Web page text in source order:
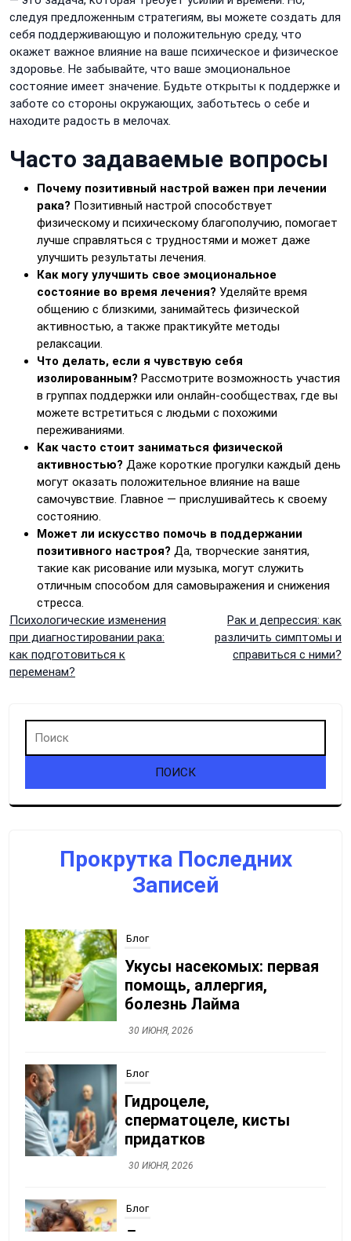
следуя предложенным стратегиям, вы можете создать для
себя поддерживающую и положительную среду, что
окажет важное влияние на ваше психическое и физическое
здоровье. Не забывайте, что ваше эмоциональное
состояние имеет значение. Будьте открыты к поддержке и
заботе со стороны окружающих, заботьтесь о себе и
находите радость в мелочах.
Часто задаваемые вопросы
Почему позитивный настрой важен при лечении
рака? Позитивный настрой способствует
физическому и психическому благополучию, помогает
лучше справляться с трудностями и может даже
улучшить результаты лечения.
Как могу улучшить свое эмоциональное
состояние во время лечения? Уделяйте время
общению с близкими, занимайтесь физической
активностью, а также практикуйте методы
релаксации.
Что делать, если я чувствую себя
изолированным? Рассмотрите возможность участия
в группах поддержки или онлайн-сообществах, где вы
можете встретиться с людьми с похожими
переживаниями.
Как часто стоит заниматься физической
активностью? Даже короткие прогулки каждый день
могут оказать положительное влияние на ваше
самочувствие. Главное — прислушивайтесь к своему
состоянию.
Может ли искусство помочь в поддержании
позитивного настроя? Да, творческие занятия,
такие как рисование или музыка, могут служить
отличным способом для самовыражения и снижения
стресса.
Навигация
по
записям
Психологические изменения
при диагностировании рака:
как подготовиться к
переменам?
Рак и депрессия: как
различить симптомы и
справиться с ними?
Прокрутка Последних
Записей
Блог
Укусы насекомых: первая
помощь, аллергия,
болезнь Лайма
30 ИЮНЯ, 2026
Блог
Гидроцеле,
сперматоцеле, кисты
придатков
30 ИЮНЯ, 2026
Блог
Детская стоматология: